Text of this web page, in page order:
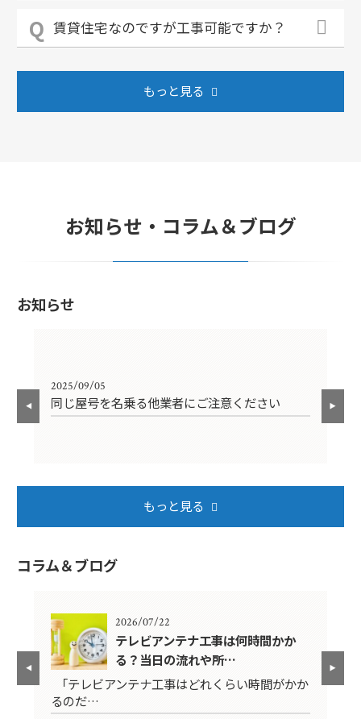
賃貸住宅なのですが工事可能ですか？
もっと見る
お知らせ・コラム＆ブログ
お知らせ
2025/09/05
同じ屋号を名乗る他業者にご注意ください
もっと見る
コラム＆ブログ
2026/07/22
テレビアンテナ工事は何時間かか
る？当日の流れや所…
「テレビアンテナ工事はどれくらい時間がかか
るのだ…